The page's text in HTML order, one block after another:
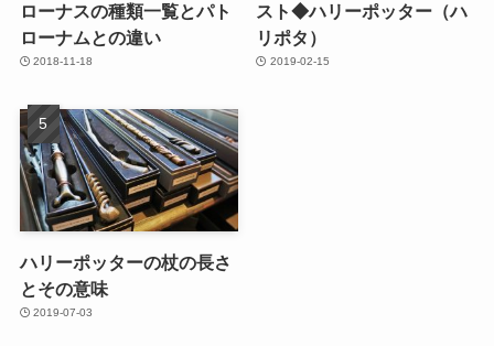
ローナスの種類一覧とパト
ローナムとの違い
2018-11-18
スト◆ハリーポッター（ハ
リポタ）
2019-02-15
ハリーポッターの杖の長さ
とその意味
2019-07-03